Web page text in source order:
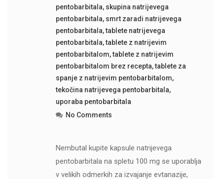
pentobarbitala, skupina natrijevega
pentobarbitala, smrt zaradi natrijevega
pentobarbitala,tablete natrijevega
pentobarbitala,tablete z natrijevim
pentobarbitalom,tablete z natrijevim
pentobarbitalom brez recepta,tablete za
spanje z natrijevim pentobarbitalom,
tekočina natrijevega pentobarbitala,
uporaba pentobarbitala
No Comments
Nembutal kupite kapsule natrijevega
pentobarbitala na spletu 100 mg se uporablja
v velikih odmerkih za izvajanje evtanazije,